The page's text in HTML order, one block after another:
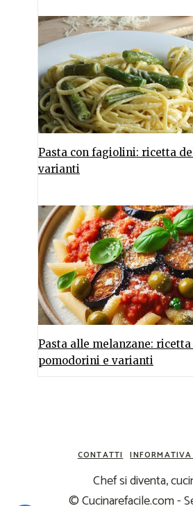
Pasta con fagiolini: ricetta
varianti
Pasta alle melanzane: ricetta
pomodorini e varianti
CONTATTI
Chef si diventa,
© Cucinarefacile.com -